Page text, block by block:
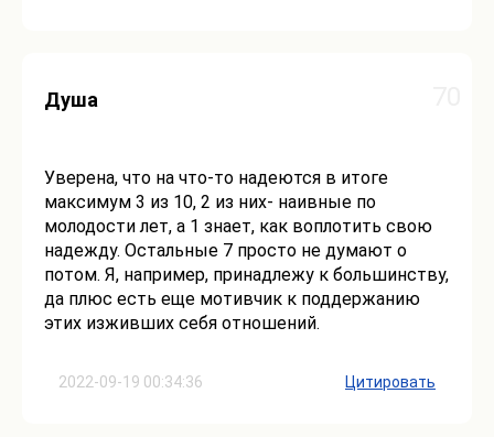
2022-09-19 00:34:36
Душа
Уверена, что на что-то надеются в итоге
максимум 3 из 10, 2 из них- наивные по
молодости лет, а 1 знает, как воплотить свою
надежду. Остальные 7 просто не думают о
потом. Я, например, принадлежу к большинству,
да плюс есть еще мотивчик к поддержанию
этих изживших себя отношений.
Цитировать